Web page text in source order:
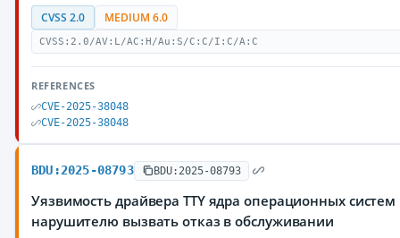
CVSS 2.0 MEDIUM 6.0
CVSS:2.0/AV:L/AC:H/Au:S/C:C/I:C/A:C
REFERENCES
CVE-2025-38048
CVE-2025-38048
BDU:2025-08793 BDU:2025-08793
Уязвимость драйвера TTY ядра операционных
нарушителю вызвать отказ в обслуживании